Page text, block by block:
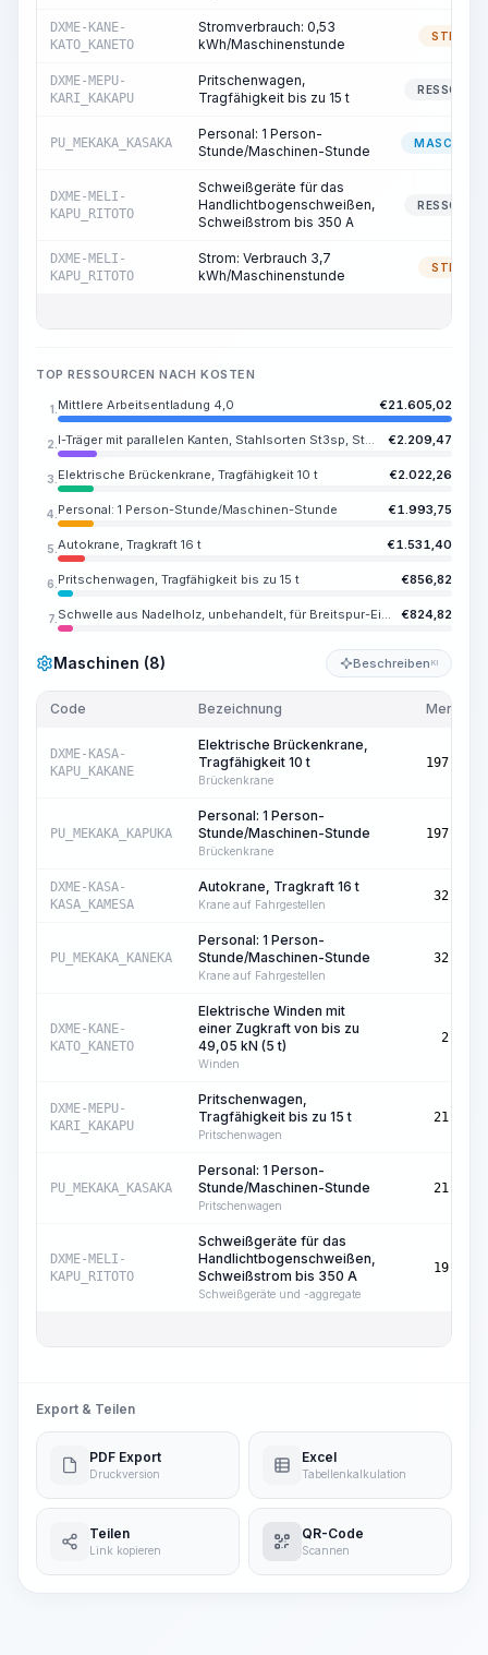
DXME-KANE-
KATO_KANETO
Stromverbrauch: 0,53
kWh/Maschinenstunde
STROM
DXME-MEPU-
KARI_KAKAPU
Pritschenwagen,
Tragfähigkeit bis zu 15 t
PU_MEKAKA_KASAKA
Personal: 1 Person-
Stunde/Maschinen-Stunde
DXME-MELI-
KAPU_RITOTO
Schweißgeräte für das
Handlichtbogenschweißen,
Schweißstrom bis 350 A
DXME-MELI-
KAPU_RITOTO
Strom: Verbrauch 3,7
kWh/Maschinenstunde
STROM
TOP RESSOURCEN NACH KOSTEN
1. Mittlere Arbeitsentladung 4,0 €21.605,02
2. I-Träger mit parallelen Kanten, Stahlsorten St3sp, St3ps, Nr. 10B-18B €2.209,47
3. Elektrische Brückenkrane, Tragfähigkeit 10 t €2.022,26
4. Personal: 1 Person-Stunde/Maschinen-Stunde €1.993,75
5. Autokrane, Tragkraft 16 t €1.531,40
6. Pritschenwagen, Tragfähigkeit bis zu 15 t €856,82
7. Schwelle aus Nadelholz, unbehandelt, für Breitspur-Eisenbahnen, Typ I €824,82
Maschinen (8) Beschreiben KI
Code Bezeichnung Menge
DXME-KASA-
KAPU_KAKANE
Elektrische Brückenkrane,
Tragfähigkeit 10 t
Brückenkrane
197,54
PU_MEKAKA_KAPUKA
Personal: 1 Person-
Stunde/Maschinen-Stunde
Brückenkrane
197,54
DXME-KASA-
KASA_KAMESA
Autokrane, Tragkraft 16 t
Krane auf Fahrgestellen
32,70
PU_MEKAKA_KANEKA
Personal: 1 Person-
Stunde/Maschinen-Stunde
Krane auf Fahrgestellen
32,70
DXME-KANE-
KATO_KANETO
Elektrische Winden mit
einer Zugkraft von bis zu
49,05 kN (5 t)
Winden
2,21
DXME-MEPU-
KARI_KAKAPU
Pritschenwagen,
Tragfähigkeit bis zu 15 t
Pritschenwagen
21,56
PU_MEKAKA_KASAKA
Personal: 1 Person-
Stunde/Maschinen-Stunde
Pritschenwagen
21,56
DXME-MELI-
KAPU_RITOTO
Schweißgeräte für das
Handlichtbogenschweißen,
Schweißstrom bis 350 A
Schweißgeräte und -aggregate
19,28
Export & Teilen
PDF Export
Druckversion
Excel
Tabellenkalkulation
Teilen
Link kopieren
QR-Code
Scannen